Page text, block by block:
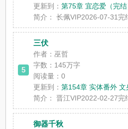
更新到：第75章 宜恋爱（完结
简介：
长佩VIP2026-07-31完
5
三伏
作者：巫哲
字数：145万字
阅读量：0
更新到：第154章 实体番外 文
简介：
晋江VIP2022-02-27完
御器千秋